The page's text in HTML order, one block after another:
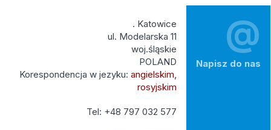
. Katowice
ul. Modelarska 11
woj.śląskie
POLAND
Korespondencja w jezyku: angielskim,
rosyjskim
Tel: +48 797 032 577
@
Napisz do nas